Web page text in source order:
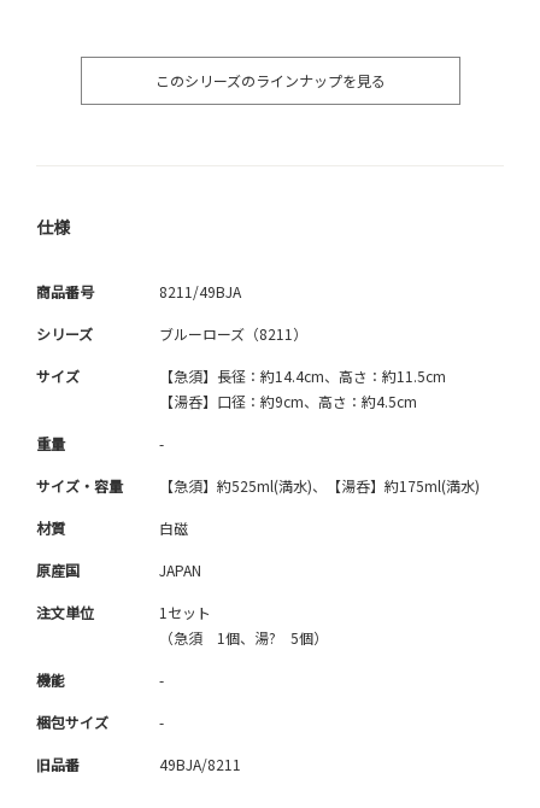
このシリーズのラインナップを見る
仕様
商品番号 8211/49BJA
シリーズ ブルーローズ（8211）
サイズ
【急須】長径：約14.4cm、高さ：約11.5cm
【湯呑】口径：約9cm、高さ：約4.5cm
重量 -
サイズ・容量 【急須】約525ml(満水)、【湯呑】約175ml(満水)
材質 白磁
原産国 JAPAN
注文単位
1セット
（急須 1個、湯? 5個）
機能 -
梱包サイズ -
旧品番 49BJA/8211